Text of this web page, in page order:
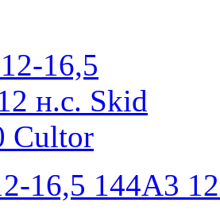
16,5 144A3